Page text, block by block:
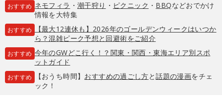
おすすめ ネモフィラ ・ 潮干狩り ・ ピクニック ・ BBQなどおでかけ
情報を大特集
おすすめ
【最大12連休も】2026年のゴールデンウィークはいつか
ら？混雑ピーク予想と回避術をご紹介
おすすめ 今年のGWどこ行く！？関東・関西・東海エリア別スポ
ットガイド
おすすめ 【おうち時間】 おすすめの過ごし方と話題の漫画をチェ
ック！